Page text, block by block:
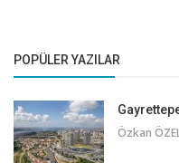
POPÜLER YAZILAR
Özkan